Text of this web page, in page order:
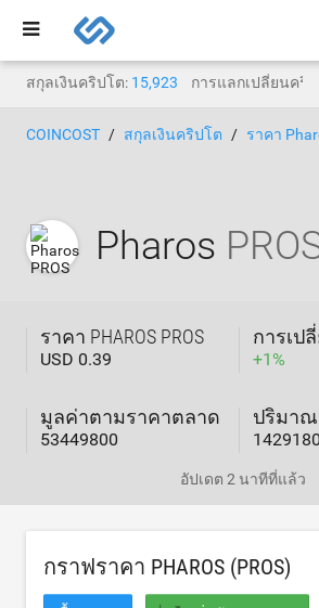
สกุลเงินคริปโต: 15,923 การแลกเปลี่ยนคริ
COINCOST สกุลเงินคริปโต ราคา
Pharos
ราคา PHAROS PROS
USD 0.39
การเป
+1%
มูลค่าตามราคาตลาด
53449800
ปริมาณ
1429180
อัปเดต 2 นาทีที่แล้ว
กราฟราคา PHAROS (PROS)